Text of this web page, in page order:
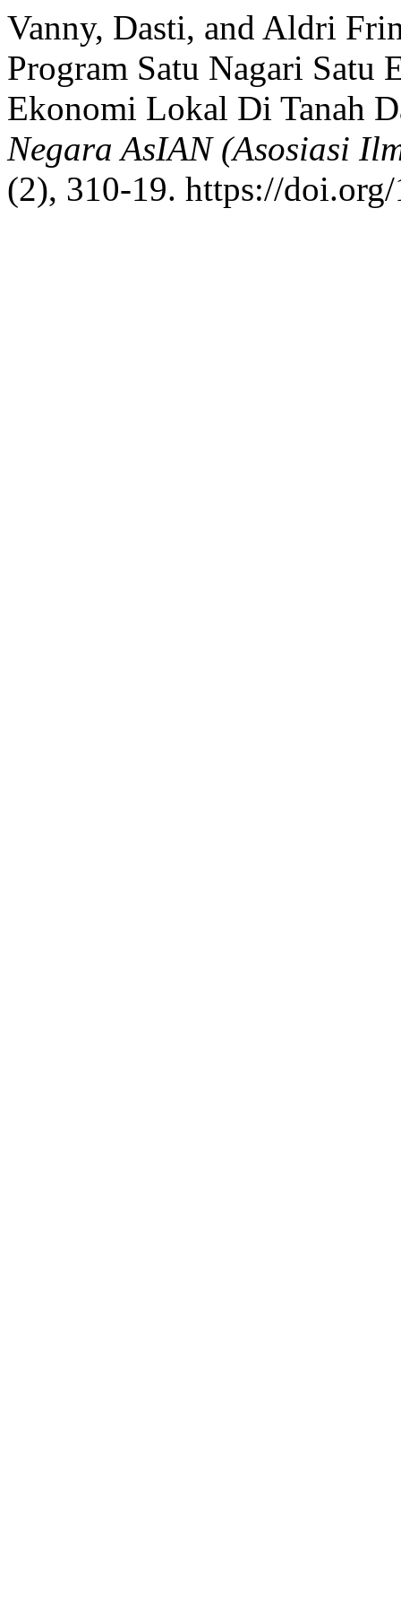
Vanny, Dasti, and Aldri
Program Satu Nagari Satu
Ekonomi Lokal Di Tanah
Negara AsIAN (Asosiasi
(2), 310-19. https://